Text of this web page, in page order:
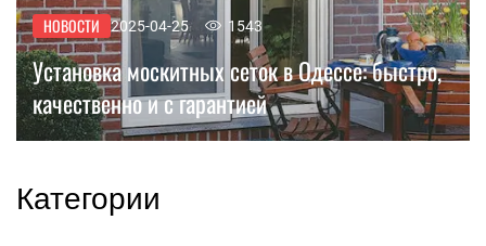
НОВОСТИ 2025-04-25 1543
Установка москитных сеток в Одессе: быстро,
качественно и с гарантией
Категории